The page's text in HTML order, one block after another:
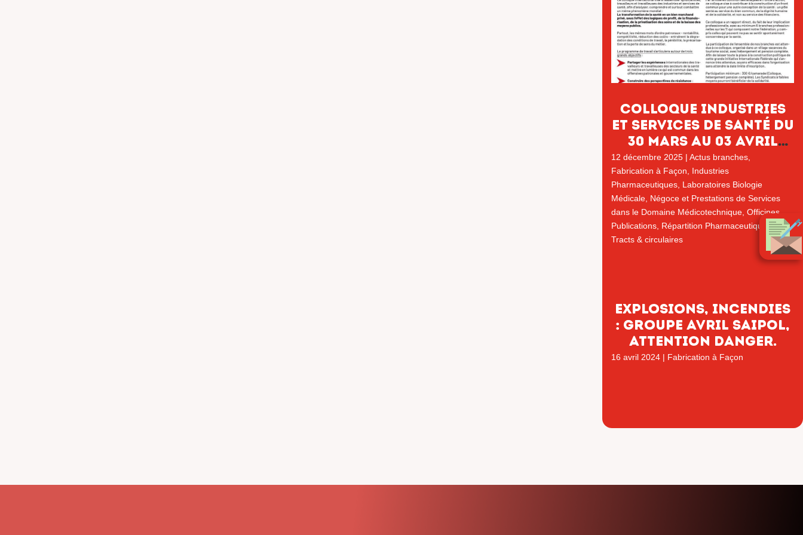
COLLOQUE INDUSTRIES
ET SERVICES DE SANTÉ DU
30 MARS AU 03 AVRIL
2026
12 décembre 2025 | Actus branches
Fabrication à Façon
Industries
Pharmaceutiques Laboratoires Biologie
Médicale Négoce et Prestations de Services
dans le Domaine Médicotechnique Officines
Publications Répartition Pharmaceutique
,
Tracts & circulaires
Explosions, incendies
: Groupe AVRIL SAIPOL,
ATTENTION DANGER.
16 avril 2024 | Fabrication à Façon